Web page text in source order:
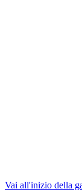
Vai all'inizio della